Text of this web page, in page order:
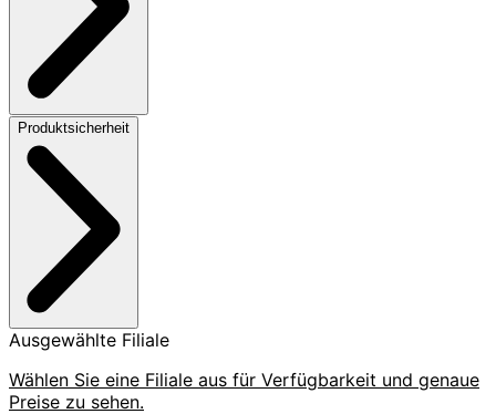
Produktsicherheit
Ausgewählte Filiale
Wählen Sie eine Filiale aus für Verfügbarkeit und genaue
Preise zu sehen.